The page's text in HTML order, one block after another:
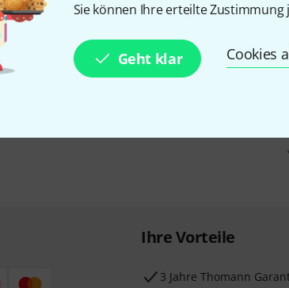
Sie können Ihre erteilte
Geht klar Cookies
Newsletter und gewinne mit etwas Glück
über jeweils50€!
Ihre Vorteile
3 Jahre Thomann